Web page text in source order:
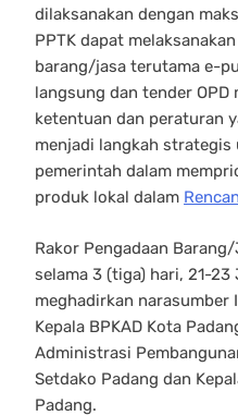
dilaksanakan dengan
PPTK dapat
barang/jasa terutama e-
langsung dan tender
ketentuan dan peraturan
menjadi langkah
pemerintah dalam
produk lokal dalam
Rakor Pengadaan
selama 3 (tiga) hari, 21-
meghadirkan narasumber
Kepala BPKAD Kota
Administrasi
Setdako Padang dan
Padang.